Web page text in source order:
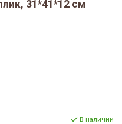
31*41*12 см
В наличии